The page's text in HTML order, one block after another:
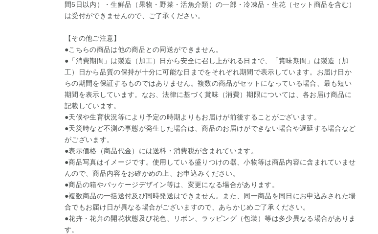
間5日以内）・生鮮品（果物・野菜・活魚介類）の一部・冷凍品・生花（セット商品を含む）
は受付ができませんので、ご了承ください。
【その他ご注意】
●こちらの商品は他の商品との同送ができません。
●「消費期間」は製造（加工）日から安全に召し上がれる日まで、「賞味期間」は製造（加
工）日から品質の保持が十分に可能な日までをそれぞれ期間で表示しています。お届け日か
らの期間を保証するものではありません。複数の商品がセットになっている場合、最も短い
期間を表示しています。なお、法律に基づく賞味（消費）期限については、各お届け商品に
記載しています。
●天候や生育状況等により予定の時期よりもお届けが前後することがございます。
●天災時など不測の事態が発生した場合は、商品のお届けができない場合や遅延する場合など
がございます。
●表示価格（商品代金）には送料・消費税が含まれています。
●商品写真はイメージです。使用している盛りつけの器、小物等は商品内容に含まれていませ
んので、商品内容をお確かめの上、お申込みください。
●商品の箱やパッケージデザイン等は、変更になる場合があります。
●複数商品の一括送付及び同時発送はできません。また、同一商品を同日にお申込みされた場
合でもお届け日が異なる場合がございますので、あらかじめご了承ください。
●花卉・花弁の開花状態及び花色、リボン、ラッピング（包装）等は多少異なる場合がありま
す。